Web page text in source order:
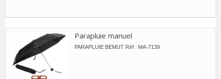
Parapluie manuel
PARAPLUIE BEMUT Réf : MA-7139